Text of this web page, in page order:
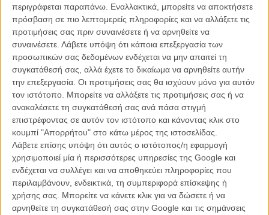
περιγράφεται παραπάνω. Εναλλακτικά, μπορείτε να αποκτήσετε
πρόσβαση σε πιο λεπτομερείς πληροφορίες και να αλλάξετε τις
προτιμήσεις σας πριν συναινέσετε ή να αρνηθείτε να
συναινέσετε. Λάβετε υπόψη ότι κάποια επεξεργασία των
προσωπικών σας δεδομένων ενδέχεται να μην απαιτεί τη
συγκατάθεσή σας, αλλά έχετε το δικαίωμα να αρνηθείτε αυτήν
την επεξεργασία. Οι προτιμήσεις σας θα ισχύουν μόνο για αυτόν
τον ιστότοπο. Μπορείτε να αλλάξετε τις προτιμήσεις σας ή να
ανακαλέσετε τη συγκατάθεσή σας ανά πάσα στιγμή
επιστρέφοντας σε αυτόν τον ιστότοπο και κάνοντας κλικ στο
κουμπί "Απορρήτου" στο κάτω μέρος της ιστοσελίδας.
Λάβετε επίσης υπόψη ότι αυτός ο ιστότοπος/η εφαρμογή
χρησιμοποιεί μία ή περισσότερες υπηρεσίες της Google και
ενδέχεται να συλλέγει και να αποθηκεύει πληροφορίες που
περιλαμβάνουν, ενδεικτικά, τη συμπεριφορά επίσκεψης ή
χρήσης σας. Μπορείτε να κάνετε κλικ για να δώσετε ή να
αρνηθείτε τη συγκατάθεσή σας στην Google και τις σημάνσεις
Βιμ Βέντερς
Συνέντευξη
Η επιτυχία είναι υπερτιμημένη. Δεν σε κάνει
καλύτερο, δεν σε πάει πουθενά η επιτυχία. Είναι
απλώς ένα ωραίο, ανεβαστικό, επιφανειακό
συναίσθημα.»
CONNECT
Εγγράψου στο εβδομαδιαίο newsletter μας.